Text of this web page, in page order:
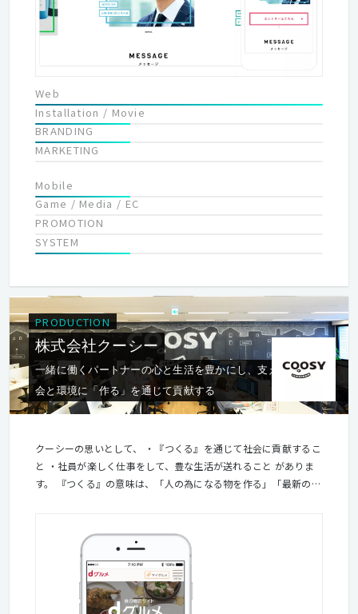
Web
Installation / Movie
BRANDING
MARKETING
Mobile
Game / Media / EC
PROMOTION
SYSTEM
PRODUCTION
株式会社クーシー
一緒に働くパートナーの心と生活を豊かにし、支えてくれる社
会と環境に「作る」を通じて貢献する
クーシーの思いとして、 ・『つくる』を通じて社会に貢献するこ
と ・社員が楽しく仕事をして、豊な生活が送れること がありま
す。 『つくる』の意味は、「人の為になる物を作る」「最新の技
成長をサポートすることはもちろん、『つくる』を通じて、世の
中に様々な形で貢献できる企業に成長していくこと。 そしてもう
一つは、仕事にやりがいもって楽しみながらも、ライフイベント
などで変化するライフスタイルに合わせて、時間や場所など柔軟